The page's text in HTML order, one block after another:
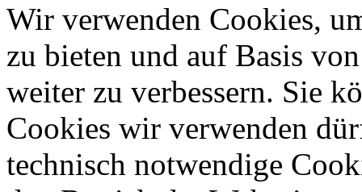
Wir verwenden Cookies,
zu bieten und auf Basis
weiter zu verbessern. Sie
Cookies wir verwenden
technisch notwendige